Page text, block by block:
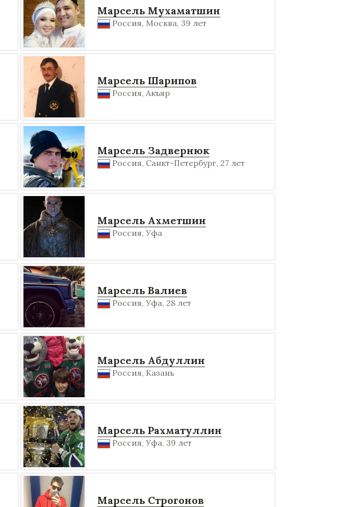
Марсель Мухаматшин
Россия, Москва, 39 лет
Марсель Шарипов
Россия, Акъяр
Марсель Задвернюк
Россия, Санкт-Петербург, 27 лет
Марсель Ахметшин
Россия, Уфа
Марсель Валиев
Россия, Уфа, 28 лет
Марсель Абдуллин
Россия, Казань
Марсель Рахматуллин
Россия, Уфа, 39 лет
Марсель Строгонов